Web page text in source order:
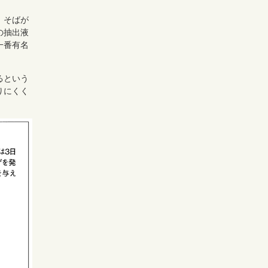
そばが
抽出液
番有名
いう
くく